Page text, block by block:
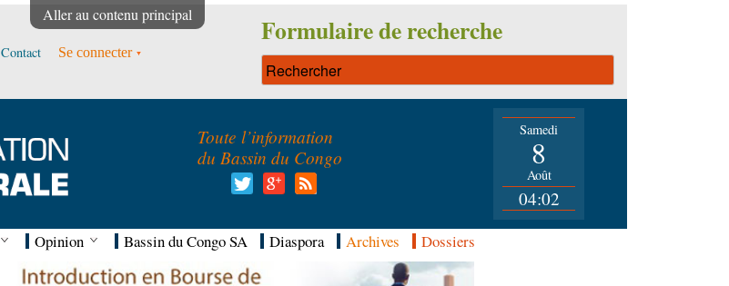
Aller au contenu principal
Contact Se connecter
Formulaire de recherche
Toute l’information
du Bassin du Congo
Samedi
8
Août
04:02
Opinion Bassin du Congo SA Diaspora Archives Dossiers